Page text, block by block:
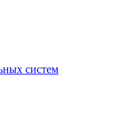
систем